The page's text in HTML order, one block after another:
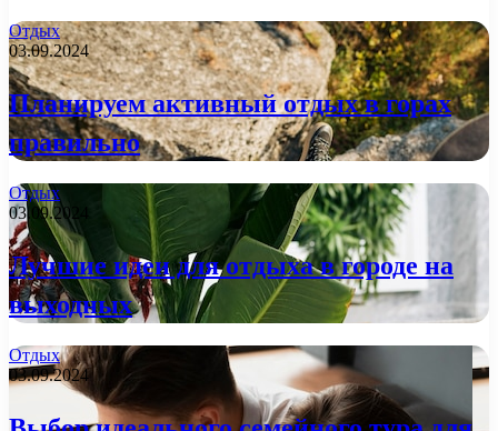
Отдых
03.09.2024
Планируем активный отдых в горах
правильно
Отдых
03.09.2024
Лучшие идеи для отдыха в городе на
выходных
Отдых
03.09.2024